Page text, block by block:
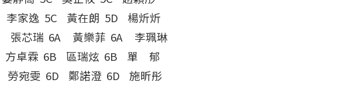
家逸 5C 黃在朗 5D 楊炘炘
張芯瑞 6A 黃樂菲 6A 李珮琳
卓霖 6B 區瑞炫 6B 單 郁
宛雯 6D 鄭諾澄 6D 施昕彤